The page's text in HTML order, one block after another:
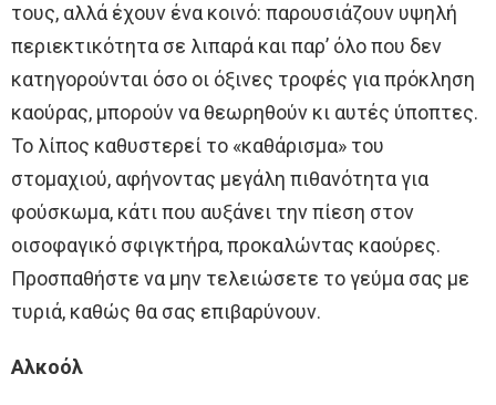
τους, αλλά έχουν ένα κοινό: παρουσιάζουν υψηλή
περιεκτικότητα σε λιπαρά και παρ’ όλο που δεν
κατηγορούνται όσο οι όξινες τροφές για πρόκληση
καούρας, μπορούν να θεωρηθούν κι αυτές ύποπτες.
Το λίπος καθυστερεί το «καθάρισμα» του
στομαχιού, αφήνοντας μεγάλη πιθανότητα για
φούσκωμα, κάτι που αυξάνει την πίεση στον
οισοφαγικό σφιγκτήρα, προκαλώντας καούρες.
Προσπαθήστε να μην τελειώσετε το γεύμα σας με
τυριά, καθώς θα σας επιβαρύνουν.
Αλκοόλ